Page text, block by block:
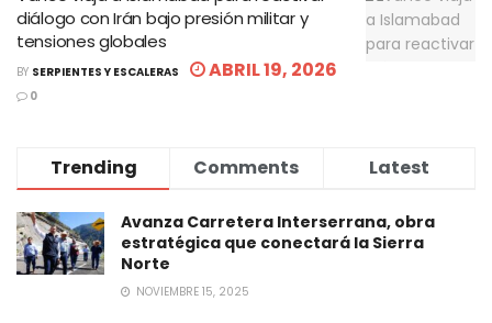
diálogo con Irán bajo presión militar y
tensiones globales
BY SERPIENTES Y ESCALERAS ABRIL 19, 2026
0
Trending Comments Latest
Avanza Carretera Interserrana, obra
estratégica que conectará la Sierra
Norte
NOVIEMBRE 15, 2025